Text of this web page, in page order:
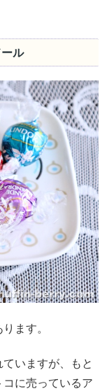
ル
ます。
いますが、もと
に売っているア